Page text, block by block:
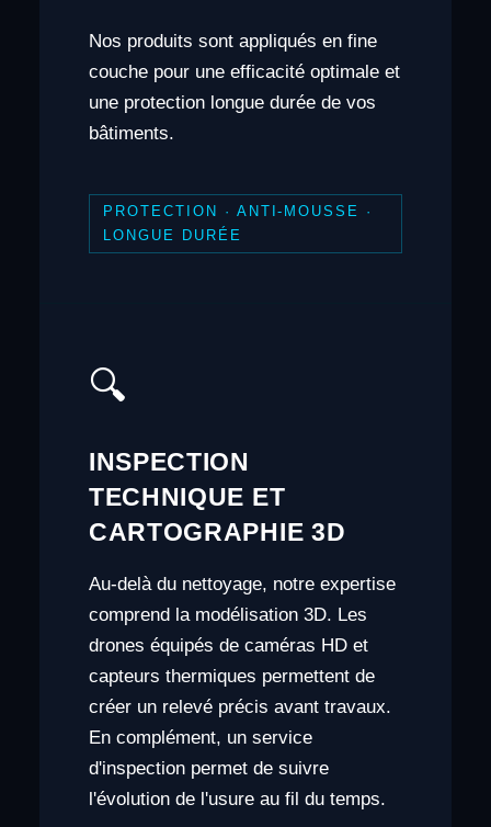
Nos produits sont appliqués en fine
couche pour une efficacité optimale et
une protection longue durée de vos
bâtiments.
PROTECTION · ANTI-MOUSSE ·
LONGUE DURÉE
🔍
INSPECTION
TECHNIQUE ET
CARTOGRAPHIE 3D
Au-delà du nettoyage, notre expertise
comprend la modélisation 3D. Les
drones équipés de caméras HD et
capteurs thermiques permettent de
créer un relevé précis avant travaux.
En complément, un service
d'inspection permet de suivre
l'évolution de l'usure au fil du temps.